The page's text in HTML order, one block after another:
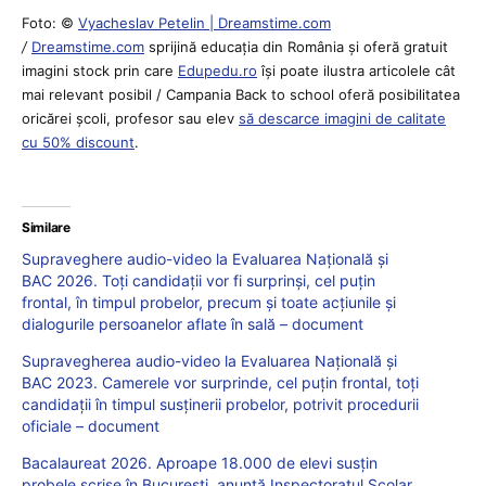
Foto: © Vyacheslav Petelin | Dreamstime.com
/ Dreamstime.com sprijină educaţia din România şi oferă gratuit
imagini stock prin care Edupedu.ro îşi poate ilustra articolele cât
mai relevant posibil / Campania Back to school oferă posibilitatea
oricărei școli, profesor sau elev să descarce imagini de calitate
cu 50% discount.
Similare
Supraveghere audio-video la Evaluarea Națională și
BAC 2026. Toți candidații vor fi surprinși, cel puțin
frontal, în timpul probelor, precum şi toate acţiunile şi
dialogurile persoanelor aflate în sală – document
Supravegherea audio-video la Evaluarea Națională și
BAC 2023. Camerele vor surprinde, cel puțin frontal, toți
candidații în timpul susținerii probelor, potrivit procedurii
oficiale – document
Bacalaureat 2026. Aproape 18.000 de elevi susțin